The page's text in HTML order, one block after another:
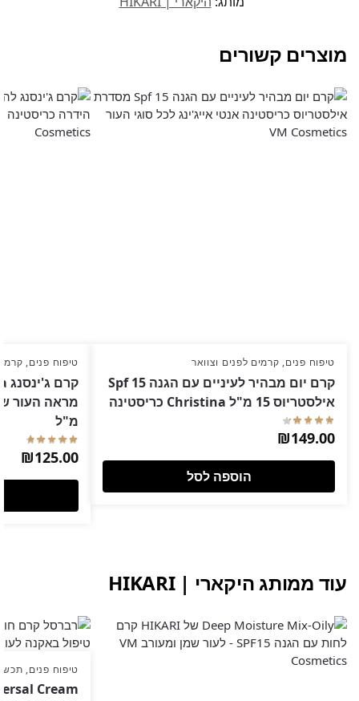
מוצרים קשורים
טיפוח פנים, קרמים לפנים וצוואר
קרם יום מבהיר לעיניים עם הגנה Spf 15
אילסטריוס 15 מ"ל Christina כריסטינה
₪149.00
הוספה לסל
טיפוח פנים,
מ"ל
₪125.00
עוד ממותג היקארי | HIKARI
טיפוח פנים,